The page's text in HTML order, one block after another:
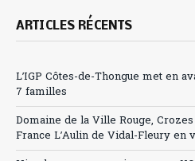
ARTICLES RÉCENTS
L’IGP Côtes-de-Thongue met en
7 familles
Domaine de la Ville Rouge,
France L’Aulin de Vidal-Fleury en